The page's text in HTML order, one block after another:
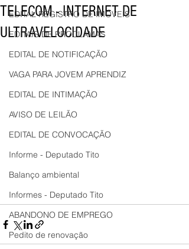
EDITAL REGISTRO DE IMÓVEIS
EDITAIS DE PROCLAMAS
EDITAL DE NOTIFICAÇÃO
VAGA PARA JOVEM APRENDIZ
EDITAL DE INTIMAÇÃO
AVISO DE LEILÃO
EDITAL DE CONVOCAÇÃO
Informe - Deputado Tito
Balanço ambiental
Informes - Deputado Tito
ABANDONO DE EMPREGO
Pedito de renovação
TELECOM - INTERNET DE
ULTRAVELOCIDADE